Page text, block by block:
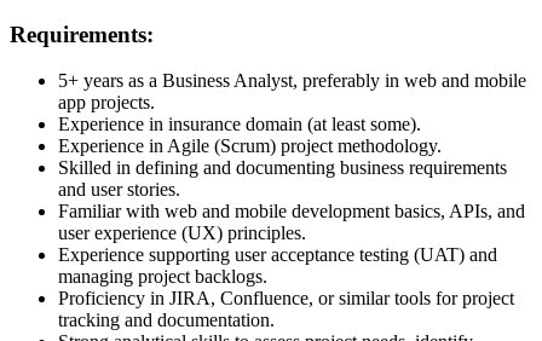
Requirements:
5+ years as a Business Analyst, preferably in web and mobile
app projects.
Experience in insurance domain (at least some).
Experience in Agile (Scrum) project methodology.
Skilled in defining and documenting business requirements
and user stories.
Familiar with web and mobile development basics, APIs, and
user experience (UX) principles.
Experience supporting user acceptance testing (UAT) and
managing project backlogs.
Proficiency in JIRA, Confluence, or similar tools for project
tracking and documentation.